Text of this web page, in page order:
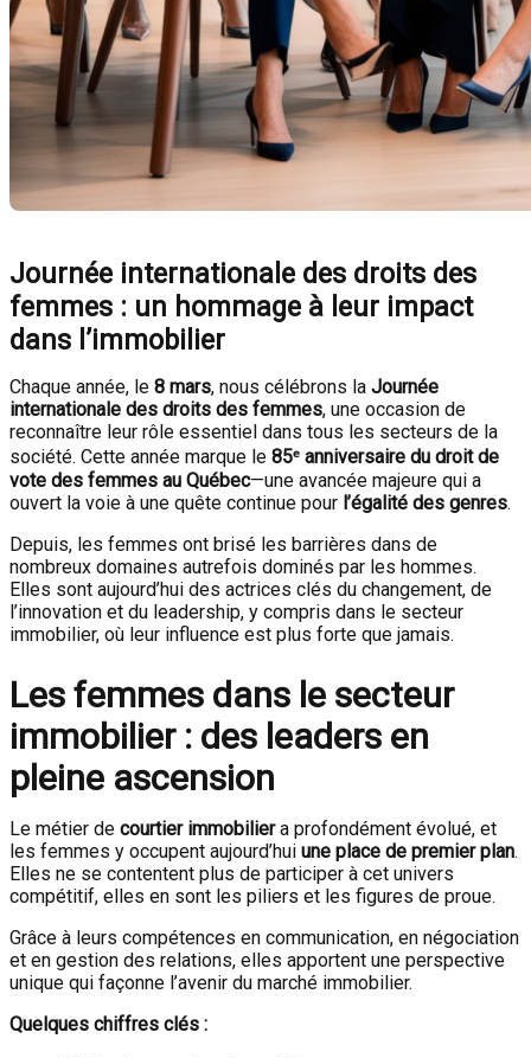
Journée internationale des droits des
femmes : un hommage à leur impact
dans l’immobilier
Chaque année, le 8 mars, nous célébrons la Journée
internationale des droits des femmes, une occasion de
reconnaître leur rôle essentiel dans tous les secteurs de la
société. Cette année marque le 85ᵉ anniversaire du droit de
vote des femmes au Québec—une avancée majeure qui a
ouvert la voie à une quête continue pour l’égalité des genres.
Depuis, les femmes ont brisé les barrières dans de
nombreux domaines autrefois dominés par les hommes.
Elles sont aujourd’hui des actrices clés du changement, de
l’innovation et du leadership, y compris dans le secteur
immobilier, où leur influence est plus forte que jamais.
Les femmes dans le secteur
immobilier : des leaders en
pleine ascension
Le métier de courtier immobiliera profondément évolué, et
les femmes y occupent aujourd’hui une place de premier plan.
Elles ne se contentent plus de participer à cet univers
compétitif, elles en sont les piliers et les figures de proue.
Grâce à leurs compétences en communication, en négociation
et en gestion des relations, elles apportent une perspective
unique qui façonne l’avenir du marché immobilier.
Quelques chiffres clés :